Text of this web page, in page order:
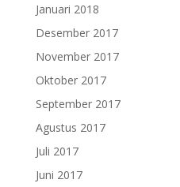
Januari 2018
Desember 2017
November 2017
Oktober 2017
September 2017
Agustus 2017
Juli 2017
Juni 2017